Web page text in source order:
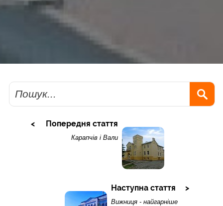
Пошук
Попередня стаття
Карапчів і Вали
Наступна стаття
Вижниця - найгарніше